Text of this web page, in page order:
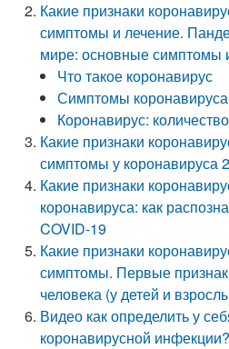
Какие признаки
симптомы и лечение.
мире: основные симптомы
Что такое коронавирус
Симптомы коронавируса
Коронавирус:
Какие признаки
симптомы у коронавируса
Какие признаки
коронавируса: как
COVID-19
Какие признаки
симптомы. Первые
человека (у детей и
Видео как определить у
коронавирусной инфекции?